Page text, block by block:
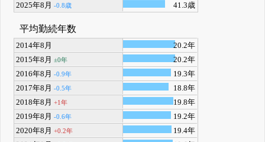
2025年8月-0.8歳 41.3歳
平均勤続年数
2014年8月
20.2年
2015年8月±0年
20.2年
2016年8月-0.9年
19.3年
2017年8月-0.5年
18.8年
2018年8月+1年
19.8年
2019年8月-0.6年
19.2年
2020年8月+0.2年
19.4年